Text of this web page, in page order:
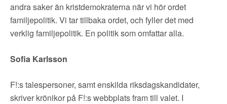
andra saker än kristdemokraterna när vi hör ordet
familjepolitik. Vi tar tillbaka ordet, och fyller det med
verklig familjepolitik. En politik som omfattar alla.
Sofia Karlsson
F!:s talespersoner, samt enskilda riksdagskandidater,
skriver krönikor på F!:s webbplats fram till valet. I